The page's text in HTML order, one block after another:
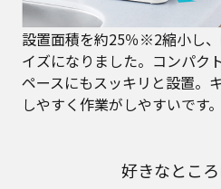
設置面積を約25％※2縮小し
イズになりました。コンパク
ペースにもスッキリと設置。
しやすく作業がしやすいです。
好きなとこ